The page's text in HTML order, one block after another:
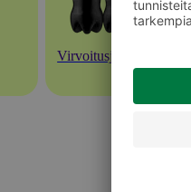
Virvoitusjuomat